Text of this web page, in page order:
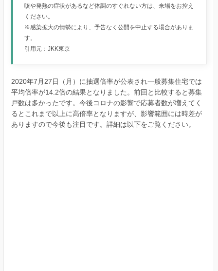
咳や発熱の症状があるなど体調のすぐれない方は、来場をお控え
ください。
※感染拡大の情勢により、予告なく公開を中止する場合がありま
す。
引用元：JKK東京
2020年7月27日（月）に抽選倍率が公表され一般募集住宅では
平均倍率が14.2倍の結果となりました。前回と比較すると募集
戸数は多かったです。今後コロナの影響で応募者数が増えてく
るとこれまで以上に高倍率となりますが、影響範囲には時差が
ありますので今後も注目です。詳細は以下をご覧ください。